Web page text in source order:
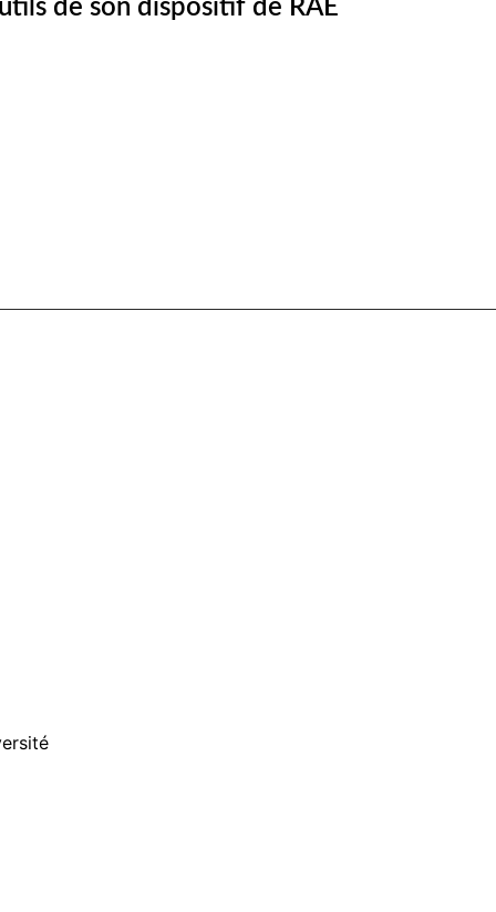
de son dispositif de RAE